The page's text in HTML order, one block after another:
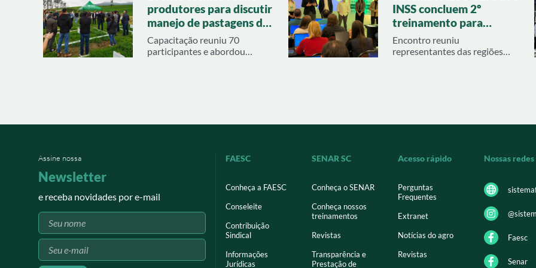
atendidas
produtores para discutir
manejo de pastagens de
inverno em Braço do
Norte
Capacitação reuniu 70
participantes e abordou
INSS concluem 2º
treinamento para
profissionais de
Sindicatos Rurais de SC
Encontro reuniu
representantes das regiões
Assine nossa
Newsletter
e receba novidades por e-mail
FAESC
Conheça a FAESC
Conseleite
Contribuição
Sindical
Informações
Jurídicas
SENAR SC
Conheça o SENAR
Conheça nossos
treinamentos
Revistas
Transparência e
Prestação de
Acesso rápido
Perguntas
Frequentes
Extranet
Notícias do agro
Revistas
Nossas redes
Faesc
Senar